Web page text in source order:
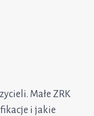
Małe ZRK
i jakie